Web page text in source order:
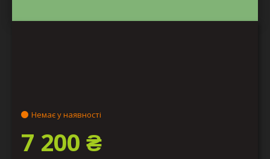
Немає у наявності
7 200 ₴